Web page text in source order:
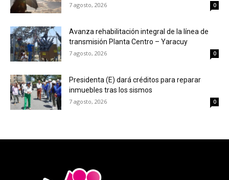
7 agosto, 2026 0
Avanza rehabilitación integral de la línea de
transmisión Planta Centro – Yaracuy
7 agosto, 2026 0
Presidenta (E) dará créditos para reparar
inmuebles tras los sismos
7 agosto, 2026 0